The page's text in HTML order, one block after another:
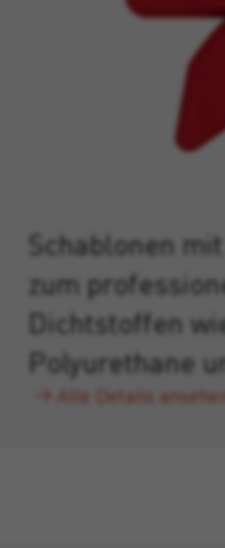
Schablonen
zum
Dichtstoffen
Polyurethane
Alle Details ansehen